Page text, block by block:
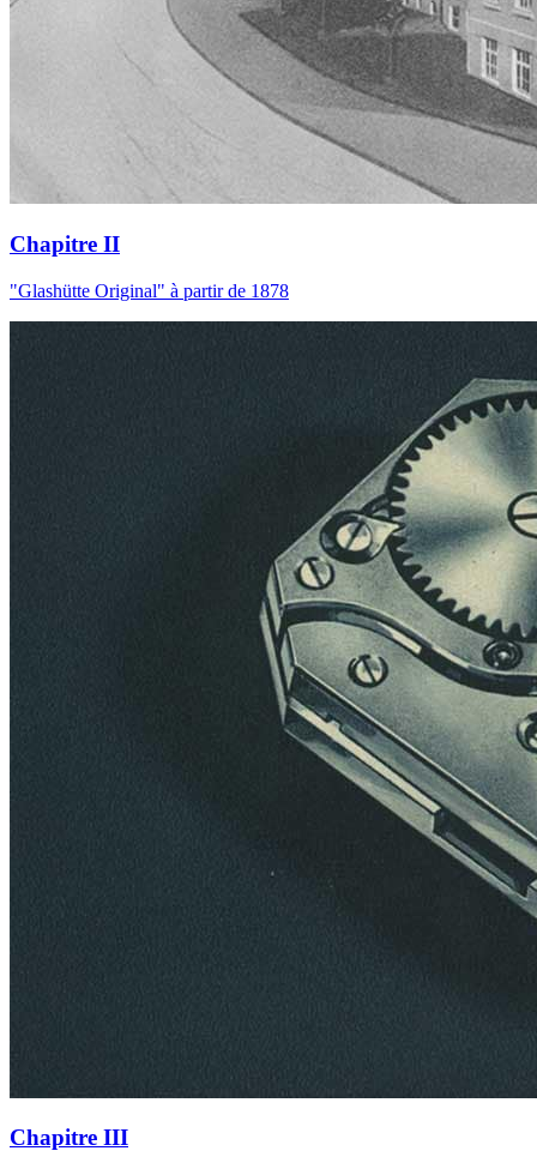
Chapitre II
"Glashütte Original" à partir de 1878
Chapitre III